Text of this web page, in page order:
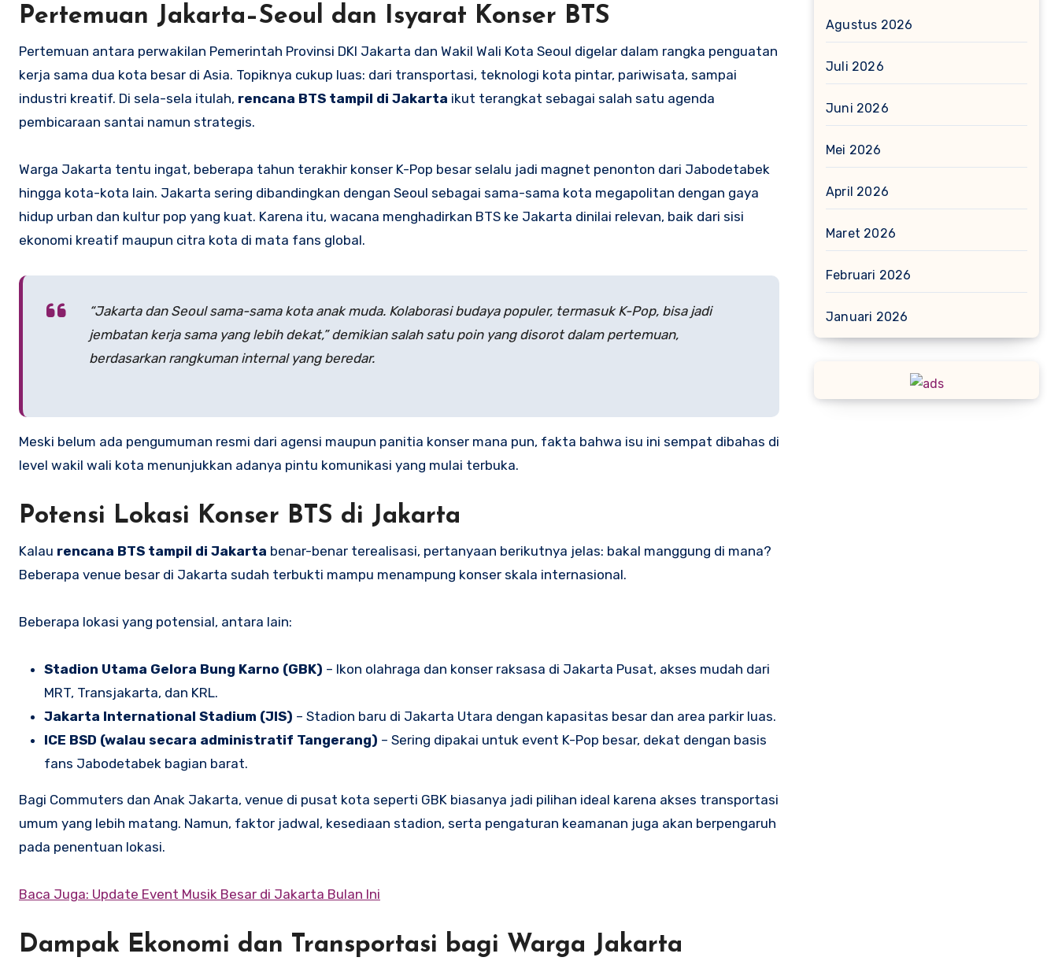
Pertemuan Jakarta–Seoul dan Isyarat Konser BTS
Pertemuan antara perwakilan Pemerintah Provinsi DKI Jakarta dan Wakil Wali Kota Seoul digelar dalam rangka penguatan
kerja sama dua kota besar di Asia. Topiknya cukup luas: dari transportasi, teknologi kota pintar, pariwisata, sampai
industri kreatif. Di sela-sela itulah, rencana BTS tampil di Jakarta ikut terangkat sebagai salah satu agenda
pembicaraan santai namun strategis.
Warga Jakarta tentu ingat, beberapa tahun terakhir konser K-Pop besar selalu jadi magnet penonton dari Jabodetabek
hingga kota-kota lain. Jakarta sering dibandingkan dengan Seoul sebagai sama-sama kota megapolitan dengan gaya
hidup urban dan kultur pop yang kuat. Karena itu, wacana menghadirkan BTS ke Jakarta dinilai relevan, baik dari sisi
ekonomi kreatif maupun citra kota di mata fans global.
“Jakarta dan Seoul sama-sama kota anak muda. Kolaborasi budaya populer, termasuk K-Pop, bisa jadi
jembatan kerja sama yang lebih dekat,” demikian salah satu poin yang disorot dalam pertemuan,
berdasarkan rangkuman internal yang beredar.
Meski belum ada pengumuman resmi dari agensi maupun panitia konser mana pun, fakta bahwa isu ini sempat dibahas di
level wakil wali kota menunjukkan adanya pintu komunikasi yang mulai terbuka.
Potensi Lokasi Konser BTS di Jakarta
Kalau rencana BTS tampil di Jakarta benar-benar terealisasi, pertanyaan berikutnya jelas: bakal manggung di mana?
Beberapa venue besar di Jakarta sudah terbukti mampu menampung konser skala internasional.
Beberapa lokasi yang potensial, antara lain:
Stadion Utama Gelora Bung Karno (GBK) – Ikon olahraga dan konser raksasa di Jakarta Pusat, akses mudah dari
MRT, Transjakarta, dan KRL.
Jakarta International Stadium (JIS) – Stadion baru di Jakarta Utara dengan kapasitas besar dan area parkir luas.
ICE BSD (walau secara administratif Tangerang) – Sering dipakai untuk event K-Pop besar, dekat dengan basis
fans Jabodetabek bagian barat.
Bagi Commuters dan Anak Jakarta, venue di pusat kota seperti GBK biasanya jadi pilihan ideal karena akses transportasi
umum yang lebih matang. Namun, faktor jadwal, kesediaan stadion, serta pengaturan keamanan juga akan berpengaruh
pada penentuan lokasi.
Baca Juga: Update Event Musik Besar di Jakarta Bulan Ini
Dampak Ekonomi dan Transportasi bagi Warga Jakarta
Agustus 2026
Juli 2026
Juni 2026
Mei 2026
April 2026
Maret 2026
Februari 2026
Januari 2026